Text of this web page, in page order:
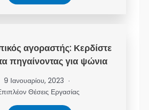
αγοραστής: Κερδίστε
πηγαίνοντας για ψώνια
9 Ιανουαρίου, 2023
Θέσεις Εργασίας